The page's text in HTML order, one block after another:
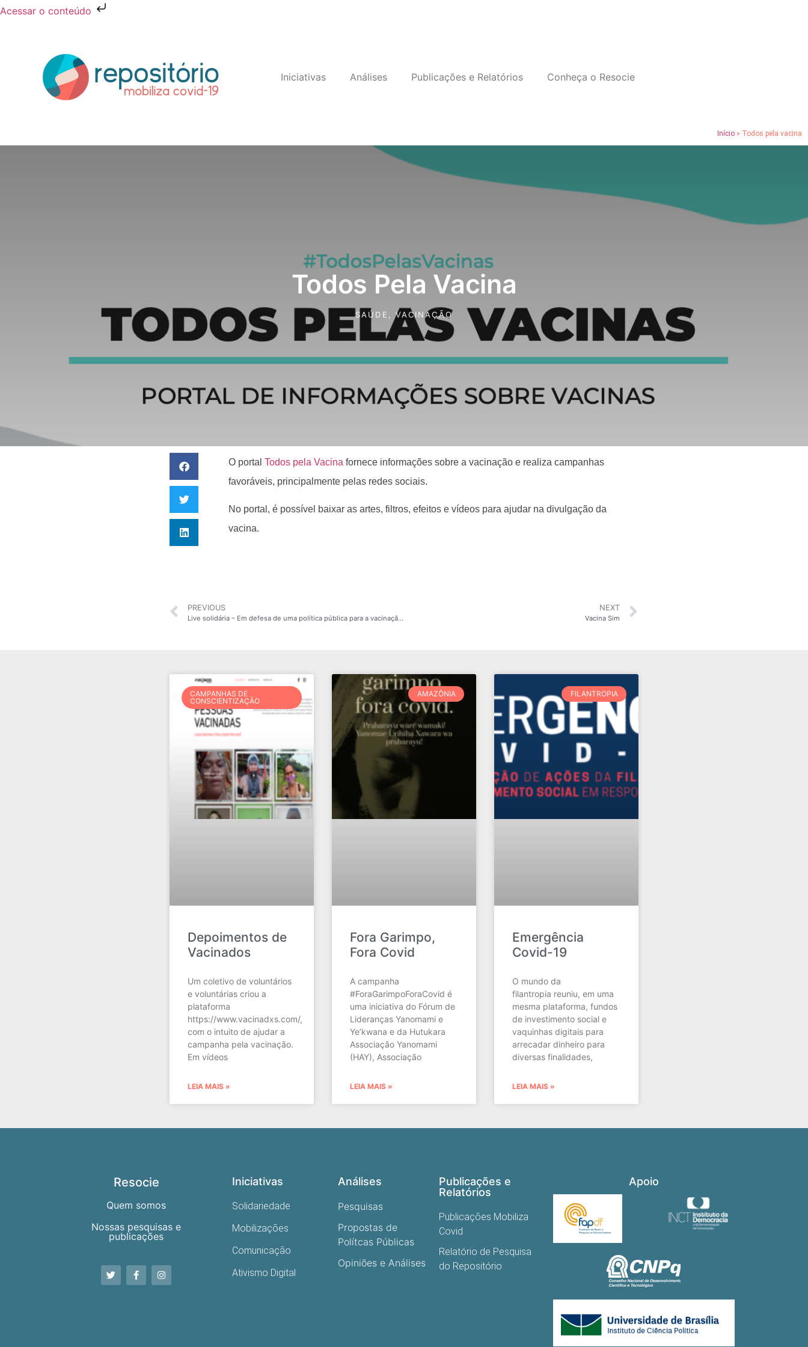
Acessar o conteúdo
Iniciativas Análises Publicações e Relatórios Conheça o Resocie
Início» Todos pela vacina
Todos Pela Vacina
SAÚDE VACINAÇÃO
O portal Todos pela Vacina fornece informações sobre a vacinação e realiza campanhas
favoráveis, principalmente pelas redes sociais.
No portal, é possível baixar as artes, filtros, efeitos e vídeos para ajudar na divulgação da
vacina.
PREVIOUS
Live solidária – Em defesa de uma política pública para a vacinação em defesa da soberania nacional
NEXT
Vacina Sim
CAMPANHAS DE
CONSCIENTIZAÇÃO
Depoimentos de
Vacinados
Um coletivo de voluntários
e voluntárias criou a
plataforma
https://www.vacinadxs.com/,
com o intuito de ajudar a
campanha pela vacinação.
Em vídeos
LEIA MAIS »
AMAZÔNIA
Fora Garimpo,
Fora Covid
A campanha
#ForaGarimpoForaCovid é
uma iniciativa do Fórum de
Lideranças Yanomami e
Ye’kwana e da Hutukara
Associação Yanomami
(HAY), Associação
LEIA MAIS »
FILANTROPIA
Emergência
Covid-19
O mundo da
filantropia reuniu, em uma
mesma plataforma, fundos
de investimento social e
vaquinhas digitais para
arrecadar dinheiro para
diversas finalidades,
LEIA MAIS »
Resocie
Quem somos
Nossas pesquisas e
publicações
Iniciativas
Solidariedade
Mobilizações
Comunicação
Ativismo Digital
Análises
Pesquisas
Propostas de
Polítcas Públicas
Opiniões e Análises
Publicações e
Relatórios
Publicações Mobiliza
Covid
Relatório de Pesquisa
do Repositório
Apoio